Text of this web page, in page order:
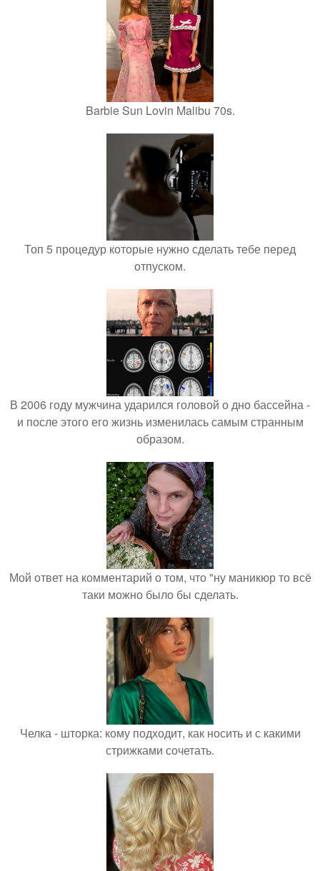
Barbie Sun Lovin Malibu 70s.
Топ 5 процедур которые нужно сделать тебе перед
отпуском.
В 2006 году мужчина ударился головой о дно бассейна -
и после этого его жизнь изменилась самым странным
образом.
Мой ответ на комментарий о том, что "ну маникюр то всё
таки можно было бы сделать.
Челка - шторка: кому подходит, как носить и с какими
стрижками сочетать.